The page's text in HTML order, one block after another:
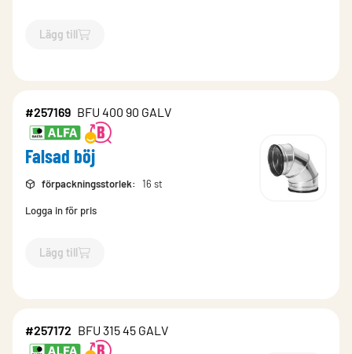
Lägg till
`$Lägg till
#257169 BFU 400 90 GALV
Falsad böj
förpackningsstorlek: 16 st
Logga in för pris
Lägg till
`$Lägg till
#257172 BFU 315 45 GALV